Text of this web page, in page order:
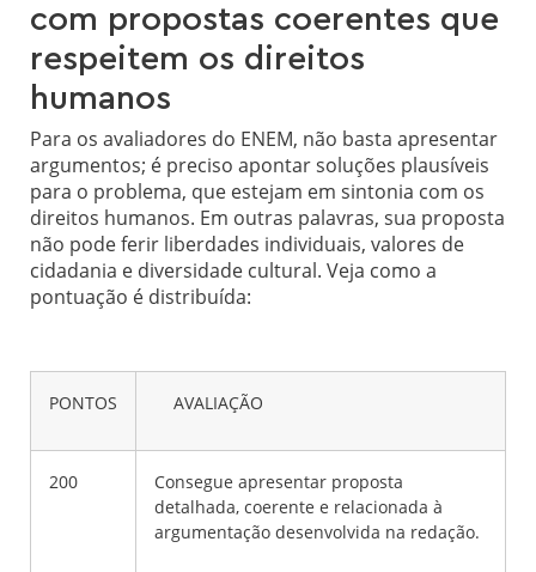
com propostas coerentes que
respeitem os direitos
humanos
Para os avaliadores do ENEM, não basta apresentar
argumentos; é preciso apontar soluções plausíveis
para o problema, que estejam em sintonia com os
direitos humanos. Em outras palavras, sua proposta
não pode ferir liberdades individuais, valores de
cidadania e diversidade cultural. Veja como a
pontuação é distribuída:
PONTOS AVALIAÇÃO
200
Consegue apresentar proposta
detalhada, coerente e relacionada à
argumentação desenvolvida na redação.